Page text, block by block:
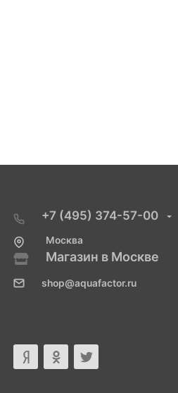
+7 (495) 374-57-00
Москва
Магазин в Москве
shop@aquafactor.ru